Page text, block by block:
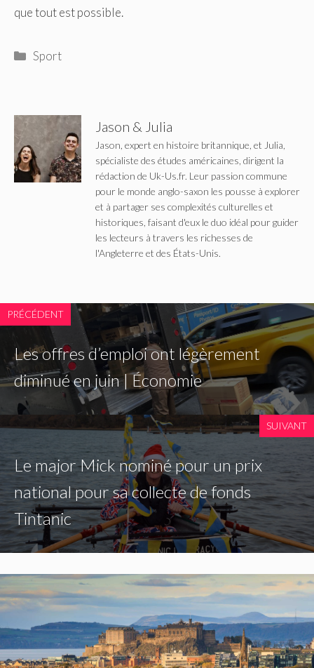
que tout est possible.
Catégories
Sport
Jason & Julia
Jason, expert en histoire britannique, et Julia,
spécialiste des études américaines, dirigent la
rédaction de Uk-Us.fr. Leur passion commune
pour le monde anglo-saxon les pousse à explorer
et à partager ses complexités culturelles et
historiques, faisant d'eux le duo idéal pour guider
les lecteurs à travers les richesses de
l'Angleterre et des États-Unis.
PRÉCÉDENT
Les offres d’emploi ont légèrement
diminué en juin | Économie
SUIVANT
Le major Mick nominé pour un prix
national pour sa collecte de fonds
Tintanic